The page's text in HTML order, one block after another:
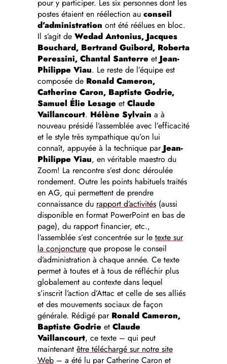
pour y participer. Les six personnes dont les
postes étaient en réélection au conseil
d’administration ont été réélues en bloc.
Il s’agit de Wedad Antonius, Jacques
Bouchard, Bertrand Guibord, Roberta
Peressini, Chantal Santerre etJean-
Philippe Viau. Le reste de l’équipe est
composée de Ronald Cameron,
Catherine Caron, Baptiste Godrie,
Samuel Élie Lesage et Claude
Vaillancourt. Hélène Sylvain a à
nouveau présidé l’assemblée avec l’efficacité
et le style très sympathique qu’on lui
connaît, appuyée à la technique parJean-
Philippe Viau, en véritable maestro du
Zoom! La rencontre s’est donc déroulée
rondement. Outre les points habituels traités
en AG, qui permettent de prendre
connaissance du rapport d’activités (aussi
disponible en format PowerPoint en bas de
page), du rapport financier, etc.,
l’assemblée s’est concentrée sur le texte sur
la conjoncture que propose le conseil
d’administration à chaque année. Ce texte
permet à toutes et à tous de réfléchir plus
globalement au contexte dans lequel
s’inscrit l’action d’Attac et celle de ses alliés
et des mouvements sociaux de façon
générale. Rédigé par Ronald Cameron,
Baptiste Godrie et Claude
Vaillancourt, ce texte – qui peut
maintenant être téléchargé sur notre site
Web – a été lu par Catherine Caron et